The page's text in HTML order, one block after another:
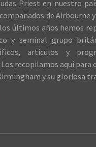
Priest en nuestro
de Airbourne
últimos años hemos
y seminal grupo
artículos y
recopilamos aquí para
y su gloriosa